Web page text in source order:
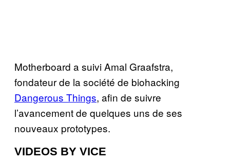
Motherboard a suivi Amal Graafstra,
fondateur de la société de biohacking
Dangerous Things, afin de suivre
l’avancement de quelques uns de ses
nouveaux prototypes.
VIDEOS BY VICE